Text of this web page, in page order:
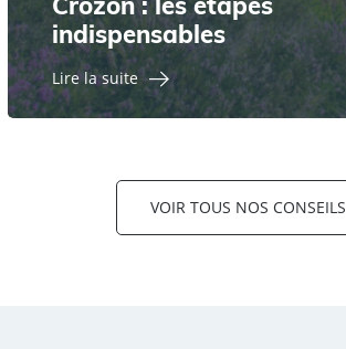
indispensables
Lire la suite
VOIR TOUS NOS CONSEILS